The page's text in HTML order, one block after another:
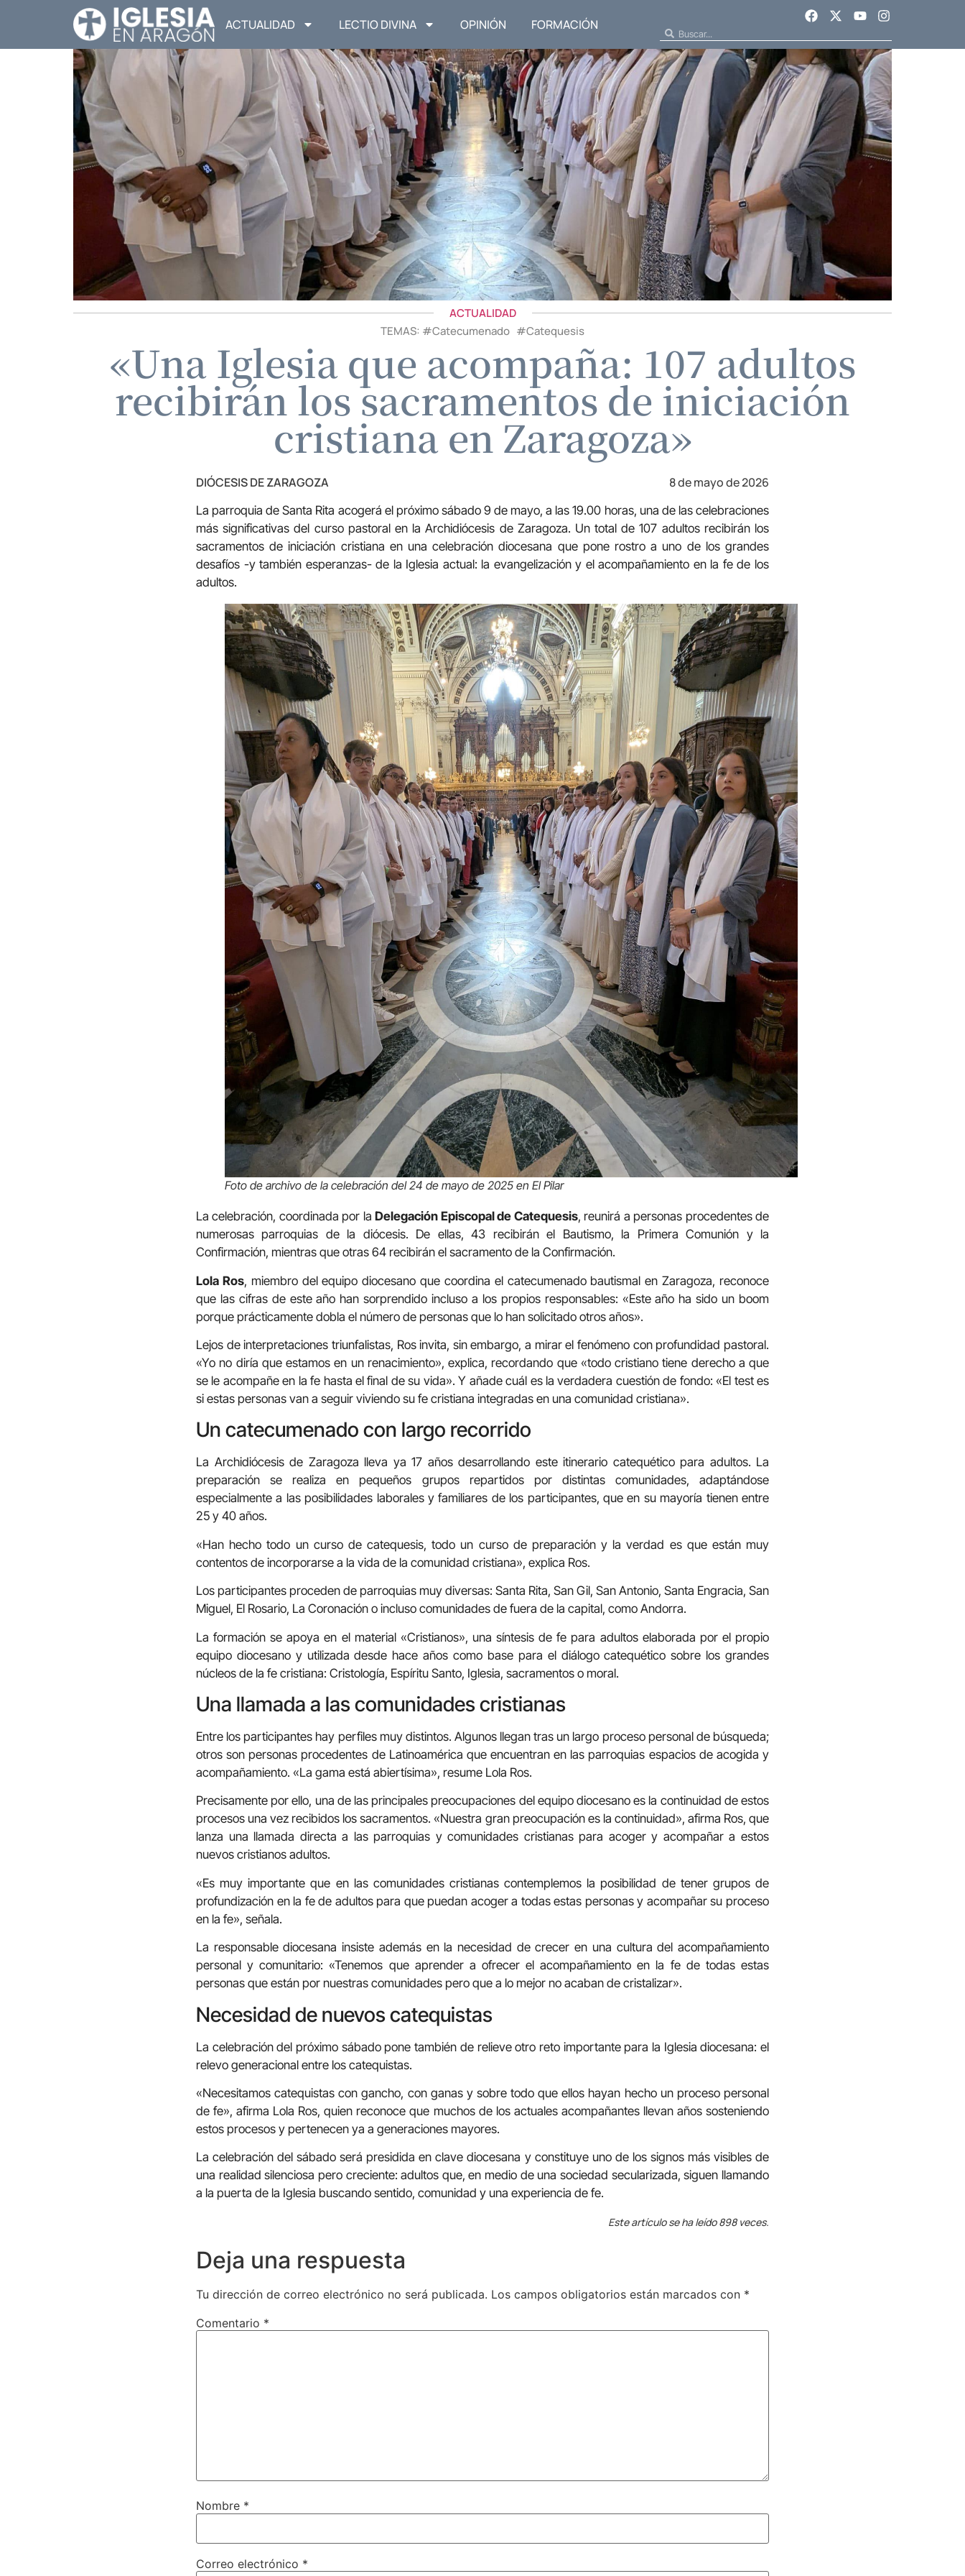
ACTUALIDAD LECTIO DIVINA OPINIÓN FORMACIÓN
ACTUALIDAD
TEMAS: #Catecumenado #Catequesis
«Una Iglesia que acompaña: 107 adultos
recibirán los sacramentos de iniciación
cristiana en Zaragoza»
DIÓCESIS DE ZARAGOZA 8 de mayo de 2026
La parroquia deSanta Rita acogerá el próximo sábado 9 de mayo, a las 19.00 horas, una de las celebraciones
más significativas del curso pastoral en la Archidiócesis de Zaragoza. Un total de 107 adultos recibirán los
sacramentos de iniciación cristiana en una celebración diocesana que pone rostro a uno de los grandes
desafíos -y también esperanzas- de la Iglesia actual: la evangelización y el acompañamiento en la fe de los
adultos.
Foto de archivo de la celebración del 24 de mayo de 2025 en El Pilar
La celebración, coordinada por laDelegación Episcopal de Catequesis, reunirá a personas procedentes de
numerosas parroquias de la diócesis. De ellas, 43 recibirán el Bautismo, la Primera Comunión y la
Confirmación, mientras que otras 64 recibirán el sacramento de la Confirmación.
Lola Ros, miembro del equipo diocesano que coordina el catecumenado bautismal en Zaragoza, reconoce
que las cifras de este año han sorprendido incluso a los propios responsables: «Este año ha sido un boom
porque prácticamente dobla el número de personas que lo han solicitado otros años».
Lejos de interpretaciones triunfalistas, Ros invita, sin embargo, a mirar el fenómeno con profundidad pastoral.
«Yo no diría que estamos en un renacimiento», explica, recordando que «todo cristiano tiene derecho a que
se le acompañe en la fe hasta el final de su vida». Y añade cuál es la verdadera cuestión de fondo: «El test es
si estas personas van a seguir viviendo su fe cristiana integradas en una comunidad cristiana».
Un catecumenado con largo recorrido
La Archidiócesis de Zaragoza lleva ya 17 años desarrollando este itinerario catequético para adultos. La
preparación se realiza en pequeños grupos repartidos por distintas comunidades, adaptándose
especialmente a las posibilidades laborales y familiares de los participantes, que en su mayoría tienen entre
25 y 40 años.
«Han hecho todo un curso de catequesis, todo un curso de preparación y la verdad es que están muy
contentos de incorporarse a la vida de la comunidad cristiana», explica Ros.
Los participantes proceden de parroquias muy diversas: Santa Rita, San Gil, San Antonio, Santa Engracia, San
Miguel, El Rosario, La Coronación o incluso comunidades de fuera de la capital, como Andorra.
La formación se apoya en el material «Cristianos», una síntesis de fe para adultos elaborada por el propio
equipo diocesano y utilizada desde hace años como base para el diálogo catequético sobre los grandes
núcleos de la fe cristiana: Cristología, Espíritu Santo, Iglesia, sacramentos o moral.
Una llamada a las comunidades cristianas
Entre los participantes hay perfiles muy distintos. Algunos llegan tras un largo proceso personal de búsqueda;
otros son personas procedentes de Latinoamérica que encuentran en las parroquias espacios de acogida y
acompañamiento. «La gama está abiertísima», resume Lola Ros.
Precisamente por ello, una de las principales preocupaciones del equipo diocesano es la continuidad de estos
procesos una vez recibidos los sacramentos. «Nuestra gran preocupación es la continuidad», afirma Ros, que
lanza una llamada directa a las parroquias y comunidades cristianas para acoger y acompañar a estos
nuevos cristianos adultos.
«Es muy importante que en las comunidades cristianas contemplemos la posibilidad de tener grupos de
profundización en la fe de adultos para que puedan acoger a todas estas personas y acompañar su proceso
en la fe», señala.
La responsable diocesana insiste además en la necesidad de crecer en una cultura del acompañamiento
personal y comunitario: «Tenemos que aprender a ofrecer el acompañamiento en la fe de todas estas
personas que están por nuestras comunidades pero que a lo mejor no acaban de cristalizar».
Necesidad de nuevos catequistas
La celebración del próximo sábado pone también de relieve otro reto importante para la Iglesia diocesana: el
relevo generacional entre los catequistas.
«Necesitamos catequistas con gancho, con ganas y sobre todo que ellos hayan hecho un proceso personal
de fe», afirma Lola Ros, quien reconoce que muchos de los actuales acompañantes llevan años sosteniendo
estos procesos y pertenecen ya a generaciones mayores.
La celebración del sábado será presidida en clave diocesana y constituye uno de los signos más visibles de
una realidad silenciosa pero creciente: adultos que, en medio de una sociedad secularizada, siguen llamando
a la puerta de la Iglesia buscando sentido, comunidad y una experiencia de fe.
Este artículo se ha leído 898 veces.
Deja una respuesta
Tu dirección de correo electrónico no será publicada. Los campos obligatorios están marcados con *
Comentario *
Nombre *
Correo electrónico *